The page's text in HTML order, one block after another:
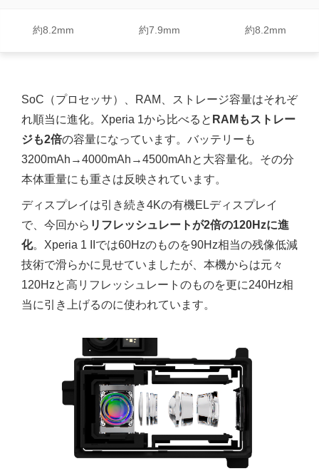
約8.2mm 約7.9mm 約8.2mm
SoC（プロセッサ）、RAM、ストレージ容量はそれぞ
れ順当に進化。Xperia 1から比べると RAMもストレー
ジも2倍の容量になっています。バッテリーも
3200mAh→4000mAh→4500mAhと大容量化。その分
本体重量にも重さは反映されています。
ディスプレイは引き続き4Kの有機ELディスプレイ
で、今回から リフレッシュレートが2倍の120Hzに進
化。Xperia 1 IIでは60Hzのものを90Hz相当の残像低減
技術で滑らかに見せていましたが、本機からは元々
120Hzと高リフレッシュレートのものを更に240Hz相
当に引き上げるのに使われています。